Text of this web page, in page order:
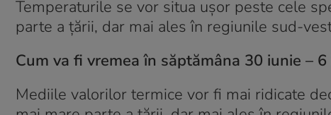
Temperaturile se vor situa ușor peste cele
parte a țării, dar mai ales în regiunile sud-
Cum va fi vremea în săptămâna 30 iunie –
Mediile valorilor termice vor fi mai ridicate